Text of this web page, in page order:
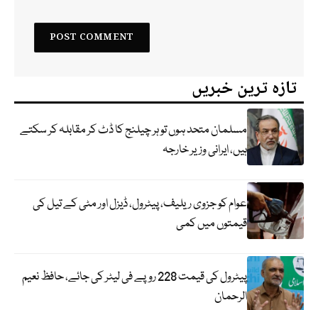
تازہ ترین خبریں
مسلمان متحد ہوں تو ہر چیلنج کا ڈٹ کر مقابلہ کر سکتے
ہیں، ایرانی وزیر خارجہ
عوام کو جزوی ریلیف، پیٹرول، ڈیزل اور مٹی کے تیل کی
قیمتوں میں کمی
پیٹرول کی قیمت 228 روپے فی لیٹر کی جائے، حافظ نعیم
الرحمان